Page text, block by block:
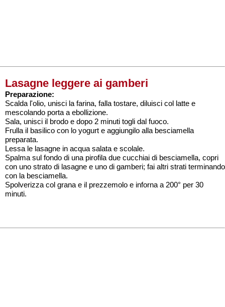
Lasagne leggere ai gamberi
Preparazione:
Scalda l'olio, unisci la farina, falla tostare, diluisci col latte e
mescolando porta a ebollizione.
Sala, unisci il brodo e dopo 2 minuti togli dal fuoco.
Frulla il basilico con lo yogurt e aggiungilo alla besciamella
preparata.
Lessa le lasagne in acqua salata e scolale.
Spalma sul fondo di una pirofila due cucchiai di besciamella, copri
con uno strato di lasagne e uno di gamberi; fai altri strati terminando
con la besciamella.
Spolverizza col grana e il prezzemolo e inforna a 200° per 30
minuti.